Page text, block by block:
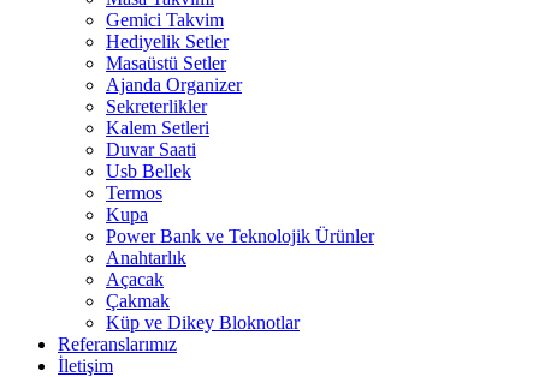
Gemici Takvim
Hediyelik Setler
Masaüstü Setler
Ajanda Organizer
Sekreterlikler
Kalem Setleri
Duvar Saati
Usb Bellek
Termos
Kupa
Power Bank ve Teknolojik Ürünler
Anahtarlık
Açacak
Çakmak
Küp ve Dikey Bloknotlar
Referanslarımız
İletişim